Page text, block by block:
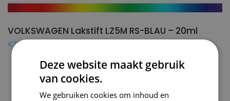
VOLKSWAGEN Lakstift LZ5M RS-BLAU – 20ml
€16,50
Deze website maakt gebruik
van cookies.
We gebruiken cookies om inhoud en